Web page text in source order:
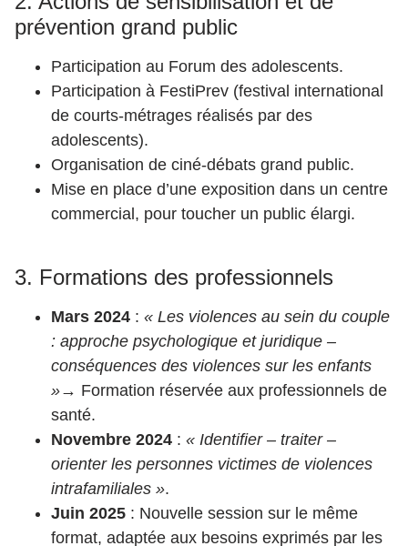
prévention grand public
Participation au Forum des adolescents.
Participation à FestiPrev (festival international
de courts-métrages réalisés par des
adolescents).
Organisation de ciné-débats grand public.
Mise en place d’une exposition dans un centre
commercial, pour toucher un public élargi.
3. Formations des professionnels
Mars 2024 : « Les violences au sein du couple
: approche psychologique et juridique –
conséquences des violences sur les enfants
»→ Formation réservée aux professionnels de
santé.
Novembre 2024 : « Identifier – traiter –
orienter les personnes victimes de violences
intrafamiliales ».
Juin 2025 : Nouvelle session sur le même
format, adaptée aux besoins exprimés par les